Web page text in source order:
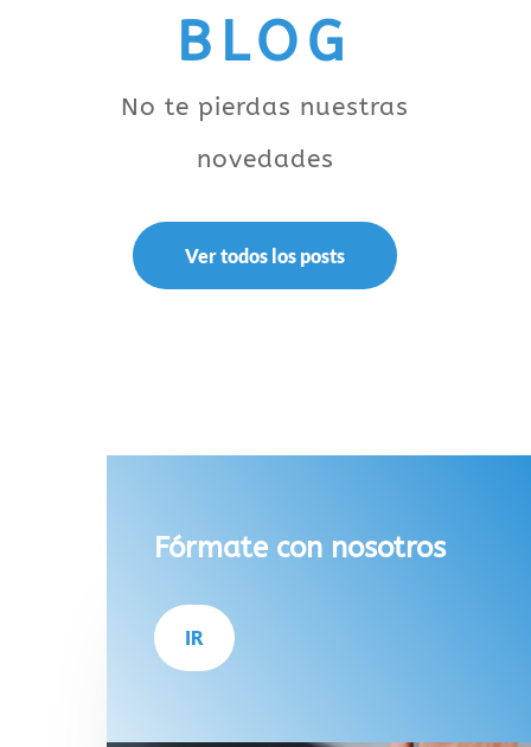
BLOG
No te pierdas nuestras
novedades
Ver todos los posts
Fórmate con nosotros
IR